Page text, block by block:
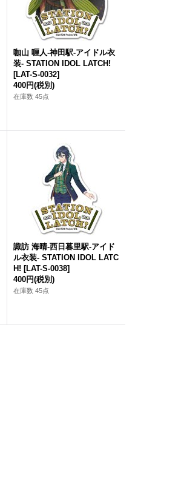
咖山 喱人-神田駅-アイドル衣
装- STATION IDOL LATCH!
[LAT-S-0032]
400円(税別)
在庫数 45点
諏訪 海晴-西日暮里駅-アイド
ル衣装- STATION IDOL LATC
H! [LAT-S-0038]
400円(税別)
在庫数 45点